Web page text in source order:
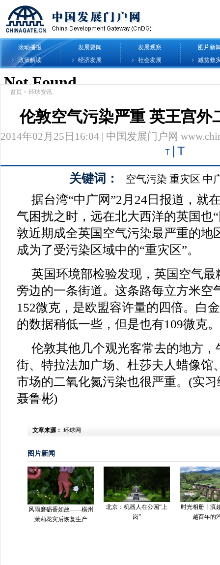
滚动播报 发展要闻 发展观察
图片新
政策解读
经济发展 社会发展 减贫救
首页 > 环球资讯
伦敦空气污染严重 英王宫外
2014年02月25日16:04 | 中国发展门户网
T T
关键词： 空气污染 重灾区 中
据台湾“中广网”2月24日报道，就
气困扰之时，远在北大西洋的英国也
敦近期成全英国空气污染最严重的地
成为了受污染区域中的“重灾区”。
英国环境部检验发现，英国空气
旁边的一条街道。这条路每立方米空
152微克，是欧盟容许量的四倍。白
的数据稍低一些，但是也有109微克。
伦敦其他几个观光客常去的地方
街、特拉法加广场、杜莎夫人蜡像馆
市场的二氧化氮污染也很严重。(实
聂鲁彬)
文章来源： 环球网